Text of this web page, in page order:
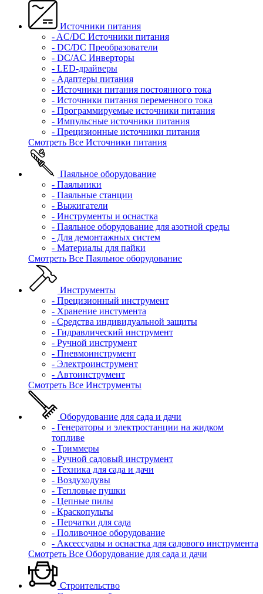
Источники питания
- AC/DC Источники питания
- DC/DC Преобразователи
- DC/AC Инверторы
- LED-драйверы
- Адаптеры питания
- Источники питания постоянного тока
- Источники питания переменного тока
- Программируемые источники питания
- Импульсные источники питания
- Прецизионные источники питания
Смотреть Все Источники питания
Паяльное оборудование
- Паяльники
- Паяльные станции
- Выжигатели
- Инструменты и оснастка
- Паяльное оборудование для азотной среды
- Для демонтажных систем
- Материалы для пайки
Смотреть Все Паяльное оборудование
Инструменты
- Прецизионный инструмент
- Хранение инстумента
- Средства индивидуальной защиты
- Гидравлический инструмент
- Ручной инструмент
- Пневмоинструмент
- Электроинструмент
- Автоинструмент
Смотреть Все Инструменты
Оборудование для сада и дачи
- Генераторы и электростанции на жидком
топливе
- Триммеры
- Ручной садовый инструмент
- Техника для сада и дачи
- Воздуходувы
- Тепловые пушки
- Цепные пилы
- Краскопульты
- Перчатки для сада
- Поливочное оборудование
- Аксессуары и оснастка для садового инструмента
Смотреть Все Оборудование для сада и дачи
Строительство